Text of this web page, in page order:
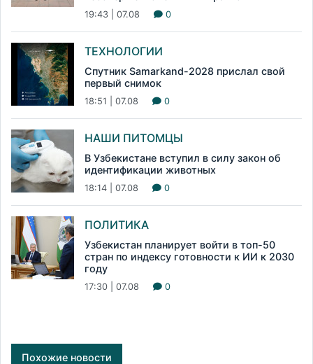
19:43 | 07.08 0
ТЕХНОЛОГИИ
Спутник Samarkand-2028 прислал свой
первый снимок
18:51 | 07.08 0
НАШИ ПИТОМЦЫ
В Узбекистане вступил в силу закон об
идентификации животных
18:14 | 07.08 0
ПОЛИТИКА
Узбекистан планирует войти в топ-50
стран по индексу готовности к ИИ к 2030
году
17:30 | 07.08 0
Похожие новости